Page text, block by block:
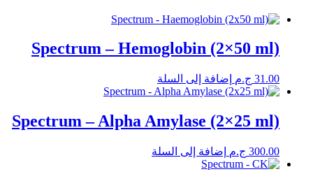
Spectrum – Hemoglobin (2×50 ml)
31.00 ج.م إضافة إلى السلة
Spectrum – Alpha Amylase (2×25 ml)
300.00 ج.م إضافة إلى السلة